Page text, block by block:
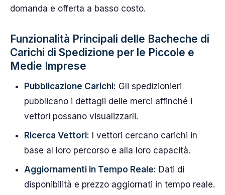
domanda e offerta a basso costo.
Funzionalità Principali delle Bacheche di
Carichi di Spedizione per le Piccole e
Medie Imprese
Pubblicazione Carichi: Gli spedizionieri
pubblicano i dettagli delle merci affinché i
vettori possano visualizzarli.
Ricerca Vettori: I vettori cercano carichi in
base al loro percorso e alla loro capacità.
Aggiornamenti in Tempo Reale: Dati di
disponibilità e prezzo aggiornati in tempo reale.